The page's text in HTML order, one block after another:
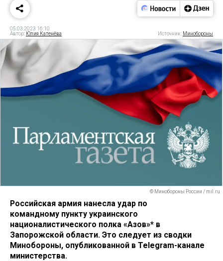
05.03.2023 16:10
Автор: Юлия Катенёва Источник: Минобороны
© Минобороны России / mil.ru
Российская армия нанесла удар по
командному пункту украинского
националистического полка «Азов»* в
Запорожской области. Это следует из сводки
Минобороны, опубликованной в Telegram-канале
министерства.